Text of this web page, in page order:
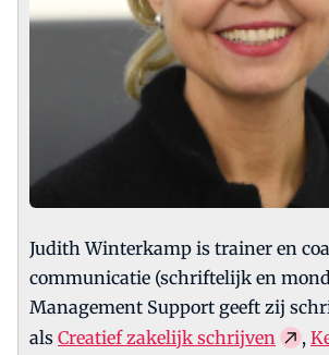
Judith Winterkamp is trainer en
communicatie (schriftelijk en
Management Support geeft zij
als Creatief zakelijk schrijven ,